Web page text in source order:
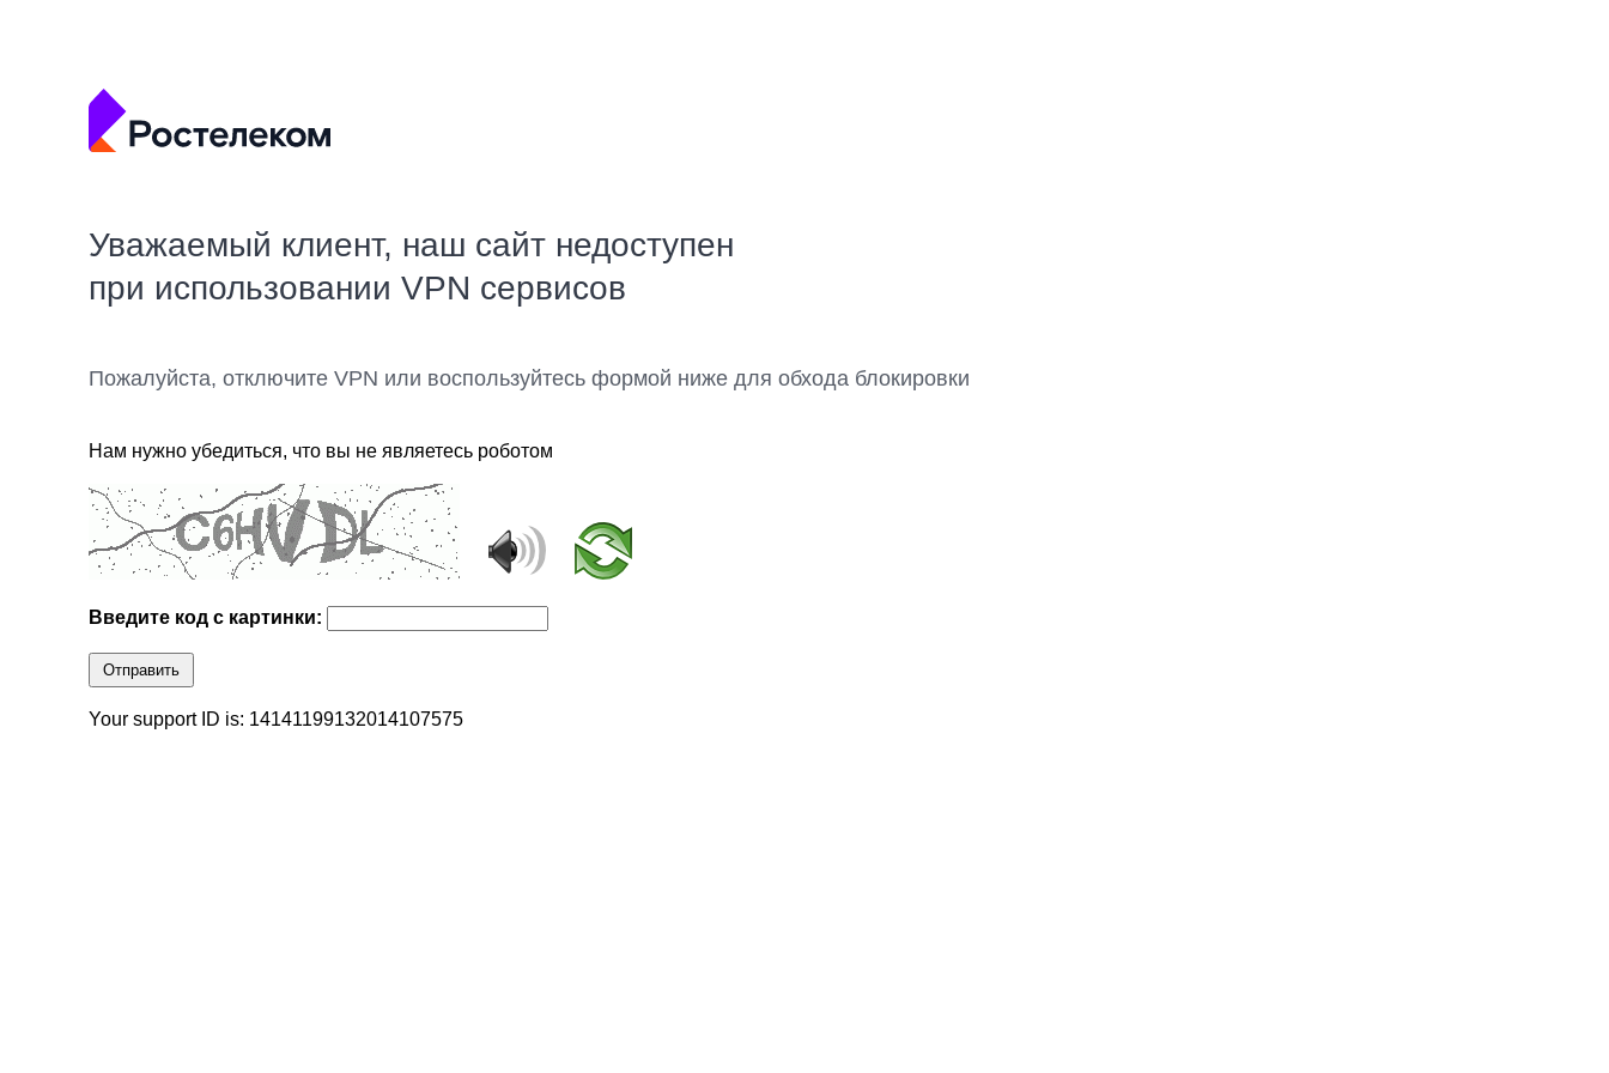
Уважаемый клиент, наш сайт недоступен
при использовании VPN сервисов
Пожалуйста, отключите VPN или воспользуйтесь формой ниже для обхода блокировки
Нам нужно убедиться, что вы не являетесь роботом
Введите код с картинки:
Отправить
Your support ID is: 14141199132014107575